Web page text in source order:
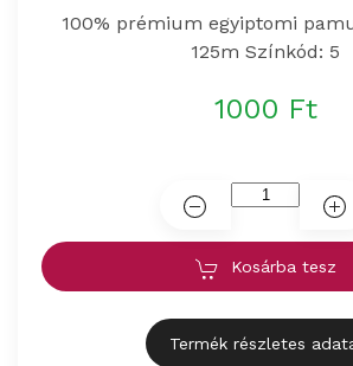
100% prémium egyiptomi
125m Színkód: 5
1000 Ft
Kosárba tesz
Termék részletes